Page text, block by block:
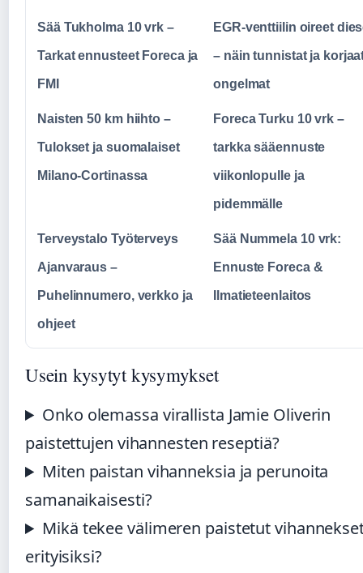
Sää Tukholma 10 vrk –
Tarkat ennusteet Foreca ja
FMI
EGR-venttiilin oireet
– näin tunnistat ja
ongelmat
Naisten 50 km hiihto –
Tulokset ja suomalaiset
Milano-Cortinassa
Foreca Turku 10 vrk –
tarkka sääennuste
viikonlopulle ja
pidemmälle
Terveystalo Työterveys
Ajanvaraus –
Puhelinnumero, verkko ja
ohjeet
Sää Nummela 10 vrk:
Ennuste Foreca &
Ilmatieteenlaitos
Usein kysytyt kysymykset
Onko olemassa virallista Jamie Oliverin
paistettujen vihannesten reseptiä?
Miten paistan vihanneksia ja perunoita
samanaikaisesti?
Mikä tekee välimeren paistetut
erityisiksi?